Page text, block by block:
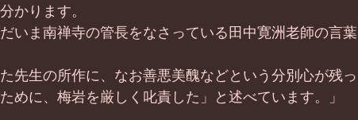
かります。
いま南禅寺の管長をなさっている田中寛洲老師の言葉
先生の所作に、なお善悪美醜などという分別心が残っ
めに、梅岩を厳しく叱責した」と述べています。」